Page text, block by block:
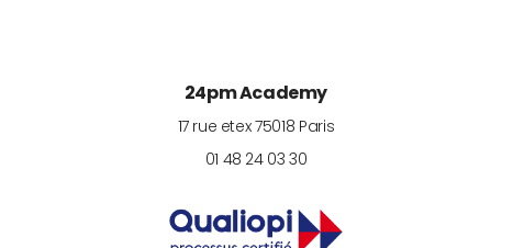
24pm Academy
17 rue etex 75018 Paris
01 48 24 03 30